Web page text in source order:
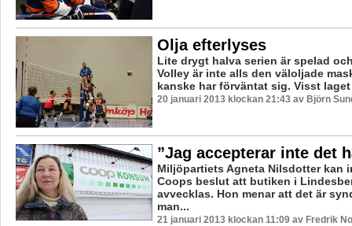
Olja efterlyses
Lite drygt halva serien är spelad
Volley är inte alls den väloljade
kanske har förväntat sig. Visst
20 januari 2013 klockan 21:43 av Björn
”Jag accepterar inte det
Miljöpartiets Agneta Nilsdotter kan
Coops beslut att butiken i
avvecklas. Hon menar att det är
man...
21 januari 2013 klockan 11:09 av Fredrik